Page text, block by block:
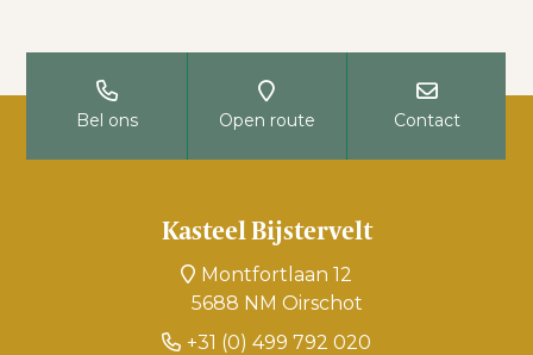
Bel ons Open route Contact
Kasteel Bijstervelt
Montfortlaan 12
5688 NM Oirschot
+31 (0) 499 792 020